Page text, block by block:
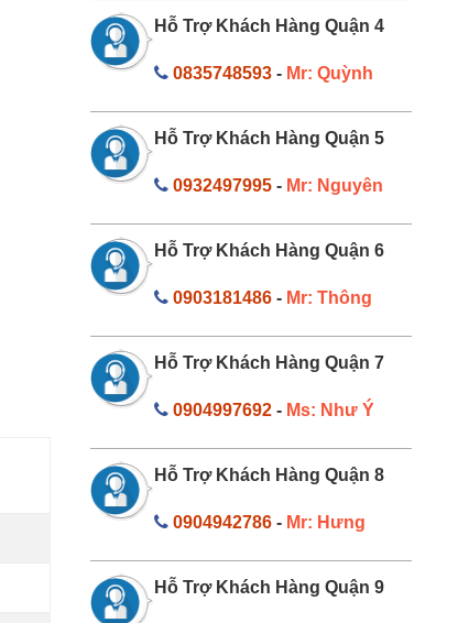
Hỗ Trợ Khách Hàng Quận 4
0835748593 - Mr: Quỳnh
Hỗ Trợ Khách Hàng Quận 5
0932497995 - Mr: Nguyên
Hỗ Trợ Khách Hàng Quận 6
0903181486 - Mr: Thông
Hỗ Trợ Khách Hàng Quận 7
0904997692 - Ms: Như Ý
Hỗ Trợ Khách Hàng Quận 8
0904942786 - Mr: Hưng
Hỗ Trợ Khách Hàng Quận 9